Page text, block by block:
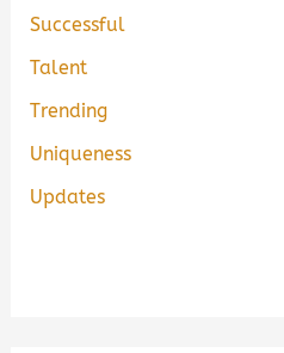
Successful
Talent
Trending
Uniqueness
Updates